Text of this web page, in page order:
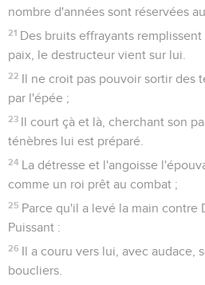
nombre d'années sont réservées
21 Des bruits effrayants
paix, le destructeur vient sur lui.
22 Il ne croit pas pouvoir sortir des
par l'épée ;
23 Il court çà et là, cherchant son
ténèbres lui est préparé.
24 La détresse et l'angoisse
comme un roi prêt au combat ;
25 Parce qu'il a levé la main contre
Puissant :
26 Il a couru vers lui, avec audace,
boucliers.